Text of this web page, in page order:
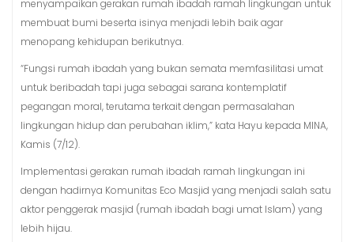
menyampaikan gerakan rumah ibadah ramah lingkungan untuk
membuat bumi beserta isinya menjadi lebih baik agar
menopang kehidupan berikutnya.
“Fungsi rumah ibadah yang bukan semata memfasilitasi umat
untuk beribadah tapi juga sebagai sarana kontemplatif
pegangan moral, terutama terkait dengan permasalahan
lingkungan hidup dan perubahan iklim,” kata Hayu kepada MINA,
Kamis (7/12).
Implementasi gerakan rumah ibadah ramah lingkungan ini
dengan hadirnya Komunitas Eco Masjid yang menjadi salah satu
aktor penggerak masjid (rumah ibadah bagi umat Islam) yang
lebih hijau.